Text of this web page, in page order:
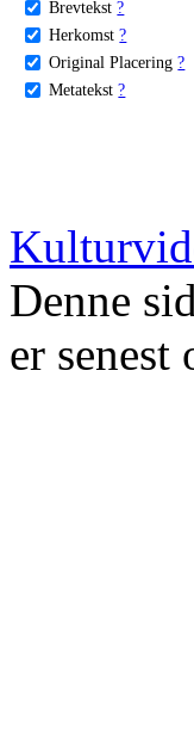
Brevtekst ?
Herkomst ?
Original Placering ?
Metatekst ?
Denne
er senest